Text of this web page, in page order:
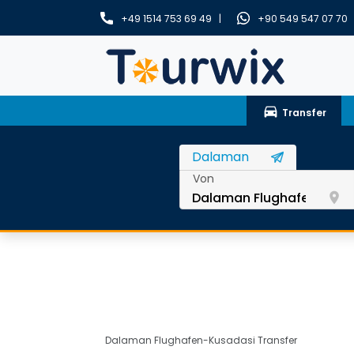
+49 1514 753 69 49 | +90 549 547 07 70
drive_eta Transfer
Von
room
Dalaman Flughafen-Kusadasi Transfer